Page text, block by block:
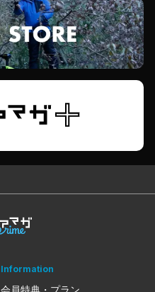
Information
会員特典・プラン